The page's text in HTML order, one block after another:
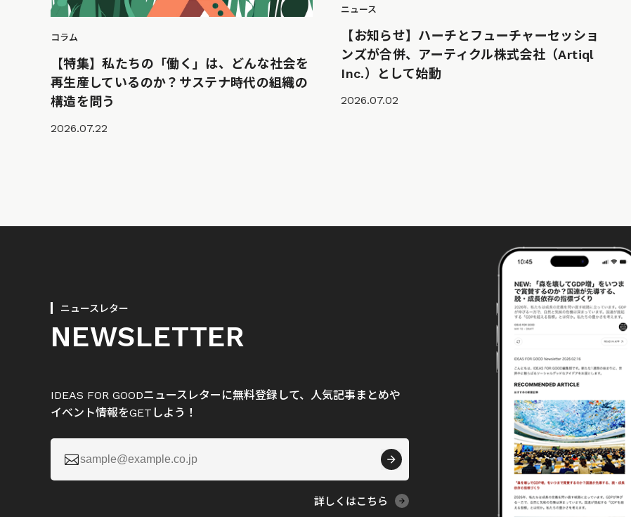
コラム
【特集】私たちの「働く」は、どんな社会を
再生産しているのか？サステナ時代の組織の
構造を問う
2026.07.22
ニュース
【お知らせ】ハーチとフューチャーセッショ
ンズが合併、アーティクル株式会社（Artiql
Inc.）として始動
2026.07.02
ニュースレター
NEWSLETTER
IDEAS FOR GOODニュースレターに無料登録して、人気記事まとめや
イベント情報をGETしよう！

詳しくはこちら